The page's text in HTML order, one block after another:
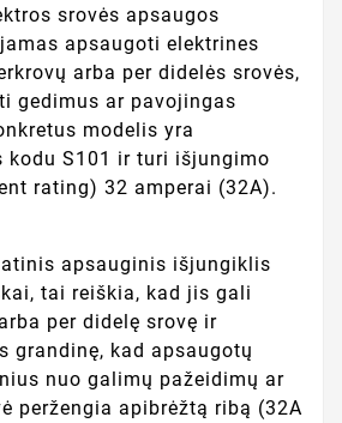
srovės apsaugos
apsaugoti elektrines
arba per didelės srovės,
gedimus ar pavojingas
modelis yra
kodu S101 ir turi išjungimo
rating) 32 amperai (32A).
apsauginis išjungiklis
tai reiškia, kad jis gali
per didelę srovę ir
grandinę, kad apsaugotų
nuo galimų pažeidimų ar
peržengia apibrėžtą ribą (32A